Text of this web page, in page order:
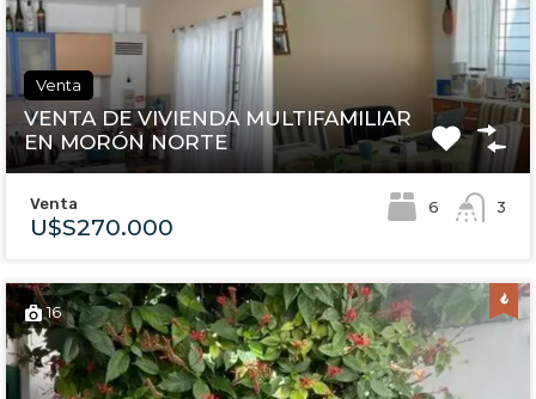
Venta
VENTA DE VIVIENDA MULTIFAMILIAR
EN MORÓN NORTE
Venta
U$S270.000
6 3
16